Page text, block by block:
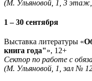
(М. Ульяновой, 1, 3
1 – 30 сентября
Выставка литературы «
книга года"», 12+
Сектор по работе с
(М. Ульяновой, 1, зал №